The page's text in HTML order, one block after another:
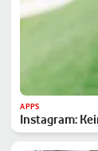
APPS
Instagram: